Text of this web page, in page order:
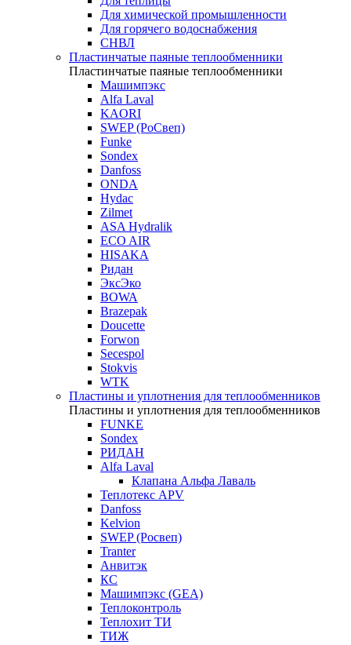
Для химической промышленности
Для горячего водоснабжения
СНВЛ
Пластинчатые паяные теплообменники
Пластинчатые паяные теплообменники
Машимпэкс
Alfa Laval
KAORI
SWEP (РоСвеп)
Funke
Sondex
Danfoss
ONDA
Hydac
Zilmet
ASA Hydralik
ECO AIR
HISAKA
Ридан
ЭксЭко
BOWA
Brazepak
Doucette
Forwon
Secespol
Stokvis
WTK
Пластины и уплотнения для теплообменников
Пластины и уплотнения для теплообменников
FUNKE
Sondex
РИДАН
Alfa Laval
Клапана Альфа Лаваль
Теплотекс APV
Danfoss
Kelvion
SWEP (Росвеп)
Tranter
Анвитэк
КС
Машимпэкс (GEA)
Теплоконтроль
Теплохит ТИ
ТИЖ